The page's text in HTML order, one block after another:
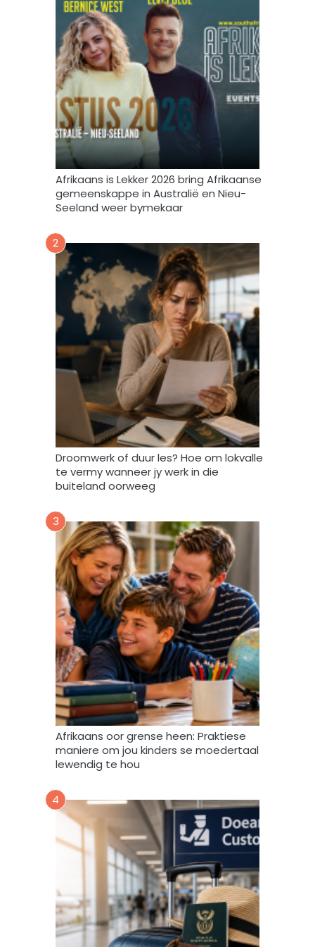
e
f
t
e
v
u
s
t
e
m
e
k
d
a
a
t
e
d
a
r
i
F
o
r
u
m
m
y
d
a
a
m
a
g
v
e
r
w
e
r
,
s
o
n
g
e
Afrikaans is Lekker 2026 bring Afrikaanse
gemeenskappe in Australië en Nieu-
Seeland weer bymekaar
2
Droomwerk of duur les? Hoe om lokvalle
te vermy wanneer jy werk in die
buiteland oorweeg
3
Afrikaans oor grense heen: Praktiese
maniere om jou kinders se moedertaal
lewendig te hou
4